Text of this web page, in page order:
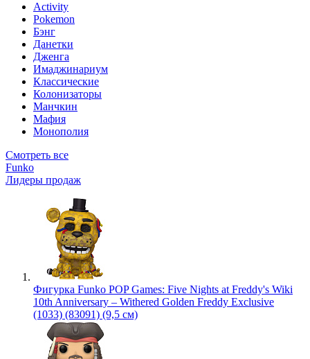
Activity
Pokemon
Бэнг
Данетки
Дженга
Имаджинариум
Классические
Колонизаторы
Манчкин
Мафия
Монополия
Смотреть все
Funko
Лидеры продаж
Фигурка Funko POP Games: Five Nights at Freddy's Wiki
10th Anniversary – Withered Golden Freddy Exclusive
(1033) (83091) (9,5 см)